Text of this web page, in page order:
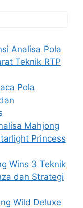
Analisa Pola
Teknik RTP
Pola
Mahjong
Princess
Wins 3 Teknik
dan Strategi
Wild Deluxe